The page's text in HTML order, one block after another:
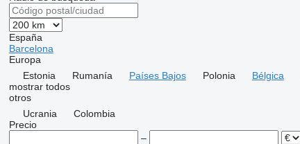
España
Barcelona
Europa
Estonia
Rumanía Países Bajos Polonia Bélgica
mostrar todos
otros
Ucrania
Colombia
Precio
–